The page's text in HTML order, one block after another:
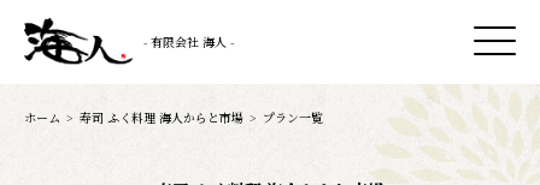
- 有限会社 海人 -
ホーム > 寿司 ふく料理 海人からと市場 > プラン一覧